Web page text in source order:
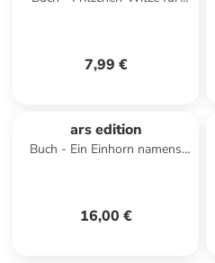
7,99 €
ars edition
Buch - Ein Einhorn namens
16,00 €